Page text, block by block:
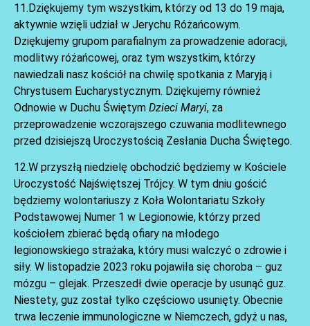
11.Dziękujemy tym wszystkim, którzy od 13 do 19 maja,
aktywnie wzięli udział w Jerychu Różańcowym.
Dziękujemy grupom parafialnym za prowadzenie adoracji,
modlitwy różańcowej, oraz tym wszystkim, którzy
nawiedzali nasz kościół na chwilę spotkania z Maryją i
Chrystusem Eucharystycznym. Dziękujemy również
Odnowie w Duchu Świętym Dzieci Maryi, za
przeprowadzenie wczorajszego czuwania modlitewnego
przed dzisiejszą Uroczystością Zesłania Ducha Świętego.
12.W przyszłą niedzielę obchodzić będziemy w Kościele
Uroczystość Najświętszej Trójcy. W tym dniu gościć
będziemy wolontariuszy z Koła Wolontariatu Szkoły
Podstawowej Numer 1 w Legionowie, którzy przed
kościołem zbierać będą ofiary na młodego
legionowskiego strażaka, który musi walczyć o zdrowie i
siły. W listopadzie 2023 roku pojawiła się choroba – guz
mózgu – glejak. Przeszedł dwie operacje by usunąć guz.
Niestety, guz został tylko częściowo usunięty. Obecnie
trwa leczenie immunologiczne w Niemczech, gdyż u nas,